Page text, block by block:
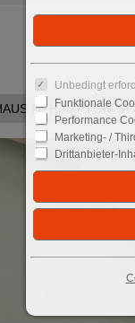
IM HAMPTON-
Unbedingt
Funktionale
Performance
Marketing- /
Drittanbieter-